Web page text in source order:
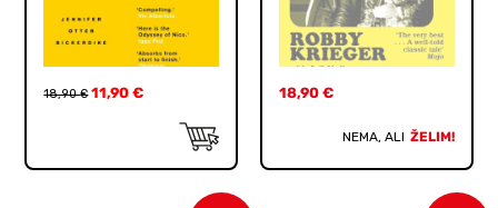
18,90€ 11,90€ 18,90 €
NEMA, ALI ŽELIM!